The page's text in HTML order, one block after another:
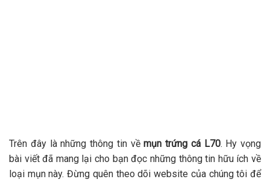
Trên đây là những thông tin vềmụn trứng cá L70. Hy vọng
bài viết đã mang lại cho bạn đọc những thông tin hữu ích về
loại mụn này. Đừng quên theo dõi website của chúng tôi để